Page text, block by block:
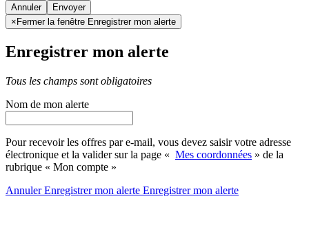
Annuler
×Fermer la fenêtre Enregistrer mon alerte
Enregistrer mon alerte
Tous les champs sont obligatoires
Nom de mon alerte
Pour recevoir les offres par e-mail, vous devez saisir votre adresse
électronique et la valider sur la page « Mes coordonnées » de la
rubrique « Mon compte »
AnnulerEnregistrer mon alerte Enregistrermon alerte